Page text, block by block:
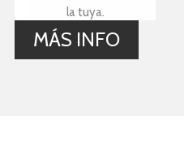
la tuya.
MÁS INFO